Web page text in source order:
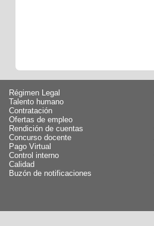
Régimen Legal
Talento humano
Contratación
Ofertas de empleo
Rendición de cuentas
Concurso docente
Pago Virtual
Control interno
Calidad
Buzón de notificaciones